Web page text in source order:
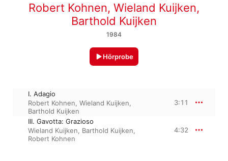
Robert Kohnen, Wieland Kuijken,
Barthold Kuijken
1984
Hörprobe
I. Adagio
Robert Kohnen, Wieland Kuijken,
Barthold Kuijken
3:11
III. Gavotta: Grazioso
Wieland Kuijken, Barthold Kuijken,
Robert Kohnen
4:32